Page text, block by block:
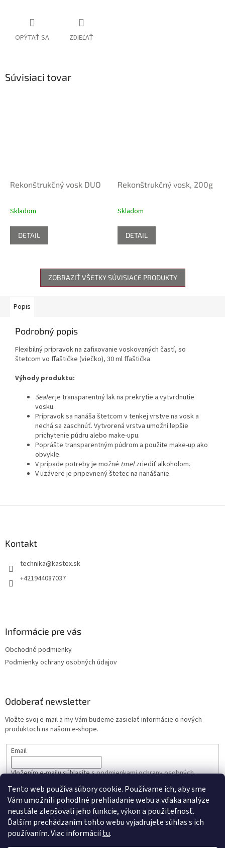
Tento web používa súbory cookie. Používame ich, aby sme
Vám umožnili pohodlné prehliadanie webu a vďaka analýze
neustále zlepšovali jeho funkcie, výkon a použiteľnosť.
Ďalším prechádzaním tohto webu vyjadrujete súhlas s ich
používaním. Viac informáciítu.
OPÝTAŤ SA ZDIEĽAŤ
Súvisiaci tovar
Rekonštrukčný vosk DUO
Skladom
DETAIL
Rekonštrukčný vosk, 200g
Skladom
DETAIL
ZOBRAZIŤ VŠETKY SÚVISIACE PRODUKTY
Popis
Podrobný popis
Flexibilný prípravok na zafixovanie voskovaných častí, so
štetcom vo fľaštičke (viečko), 30 ml fľaštička
Výhody produktu:
Sealerje transparentný lak na prekrytie a vytvrdnutie
vosku.
Prípravok sa nanáša štetcom v tenkej vrstve na vosk a
nechá sa zaschnúť. Vytvorená vrstva umožní lepšie
prichytenie púdru alebo make-upu.
Poprášte transparentným púdrom a použite make-up ako
obvykle.
V prípade potreby je možné tmel zriediť alkoholom.
V uzávere je pripevnený štetec na nanášanie.
Kontakt
technika@kastex.sk
+421944087037
Informácie pre vás
Obchodné podmienky
Podmienky ochrany osobných údajov
Odoberať newsletter
Vložte svoj e-mail a my Vám budeme zasielať informácie o nových
produktoch na našom e-shope.
Email
Vložením e-mailu súhlasíte spodmienkami ochrany osobných
PRIHLÁSIŤ SA